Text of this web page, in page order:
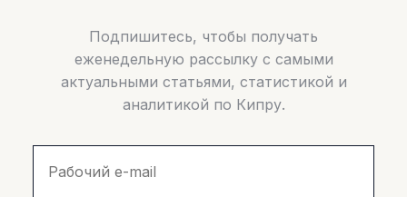
Подпишитесь, чтобы получать
еженедельную рассылку с самыми
актуальными статьями, статистикой и
аналитикой по Кипру.